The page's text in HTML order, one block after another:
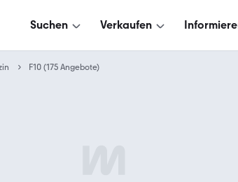
Suchen Verkaufen
F10 (175 Angebote)